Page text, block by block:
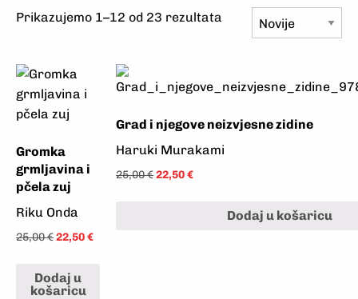
Prikazujemo 1–12 od 23 rezultata
Gromka
grmljavina i
pčela zuj
Riku Onda
25,00€22,50€
Dodaj u
košaricu
Grad i njegove neizvjesne zidine
Haruki Murakami
25,00€22,50€
Dodaj u košaricu